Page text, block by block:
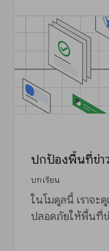
ปกป้องพื้นที่ข่า
บทเรียน
ในโมดูลนี้ เราจะ
ปลอดภัยให้พื้นที่ข่